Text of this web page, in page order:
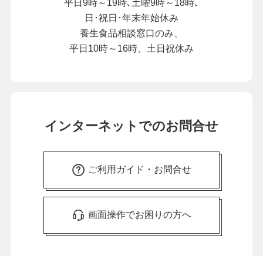
平日9時～19時､土曜9時～18時､
日･祝日･年末年始休み
養生食品相談窓口のみ、
平日10時～16時、土日祝休み
インターネットでのお問合せ
ご利用ガイド・お問合せ
画面操作でお困りの方へ